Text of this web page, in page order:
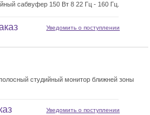
сабвуфер 150 Вт 8 22 Гц - 160 Гц.
Уведомить о поступлении
студийный монитор ближней зоны
Уведомить о поступлении